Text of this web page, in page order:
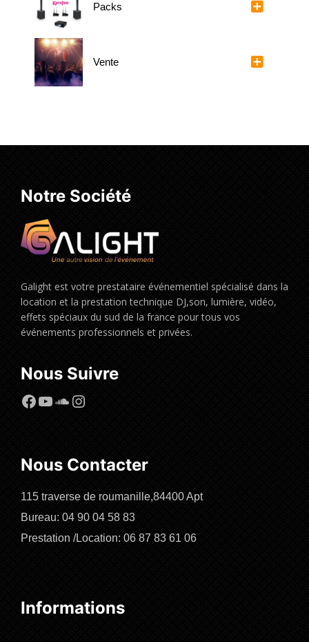
Packs
Vente
Notre Société
Galight est votre prestataire événementiel spécialisé dans la
location et la prestation technique DJ,son, lumière, vidéo,
effets spéciaux du sud de la france pour tous vos
événements professionnels et privées.
Nous Suivre
Facebook
YouTube
SoundCloud
Instagram
Nous Contacter
115 traverse de roumanille,84400 Apt
Bureau: 04 90 04 58 83
Prestation /Location: 06 87 83 61 06
Informations